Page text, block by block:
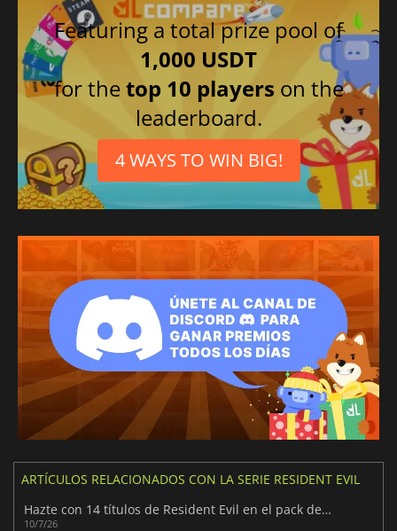
Featuring a total prize pool of
1,000 USDT
for thetop 10 players on the
leaderboard.
4 WAYS TO WIN BIG!
ARTÍCULOS RELACIONADOS CON LA SERIE RESIDENT EVIL
Hazte con 14 títulos de Resident Evil en el pack de Fanatical
10/7/26